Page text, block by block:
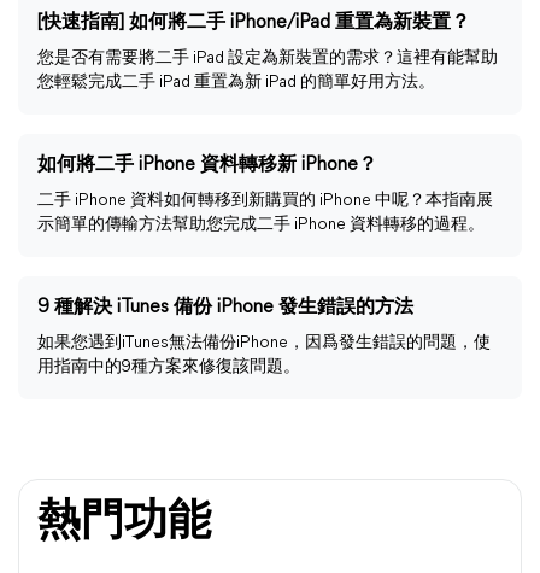
[快速指南] 如何將二手 iPhone/iPad 重置為新裝置？
您是否有需要將二手 iPad 設定為新裝置的需求？這裡有能幫助
您輕鬆完成二手 iPad 重置為新 iPad 的簡單好用方法。
如何將二手 iPhone 資料轉移新 iPhone？
二手 iPhone 資料如何轉移到新購買的 iPhone 中呢？本指南展
示簡單的傳輸方法幫助您完成二手 iPhone 資料轉移的過程。
9 種解決 iTunes 備份 iPhone 發生錯誤的方法
如果您遇到iTunes無法備份iPhone，因爲發生錯誤的問題，使
用指南中的9種方案來修復該問題。
熱門功能